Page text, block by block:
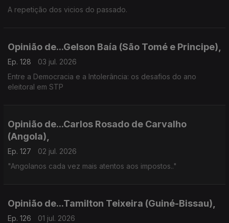
A repetição dos vicios do passado.
Opinião de...Gelson Baía (São Tomé e Principe),
Ep. 128
03 jul. 2026
Entre a Democracia e a Intolerância: os desafios do ano
eleitoral em STP
Opinião de...Carlos Rosado de Carvalho
(Angola),
Ep. 127
02 jul. 2026
"Angolanos cada vez mais atentos aos impostos.."
Opinião de...Tamilton Teixeira (Guiné-Bissau),
Ep. 126
01 jul. 2026